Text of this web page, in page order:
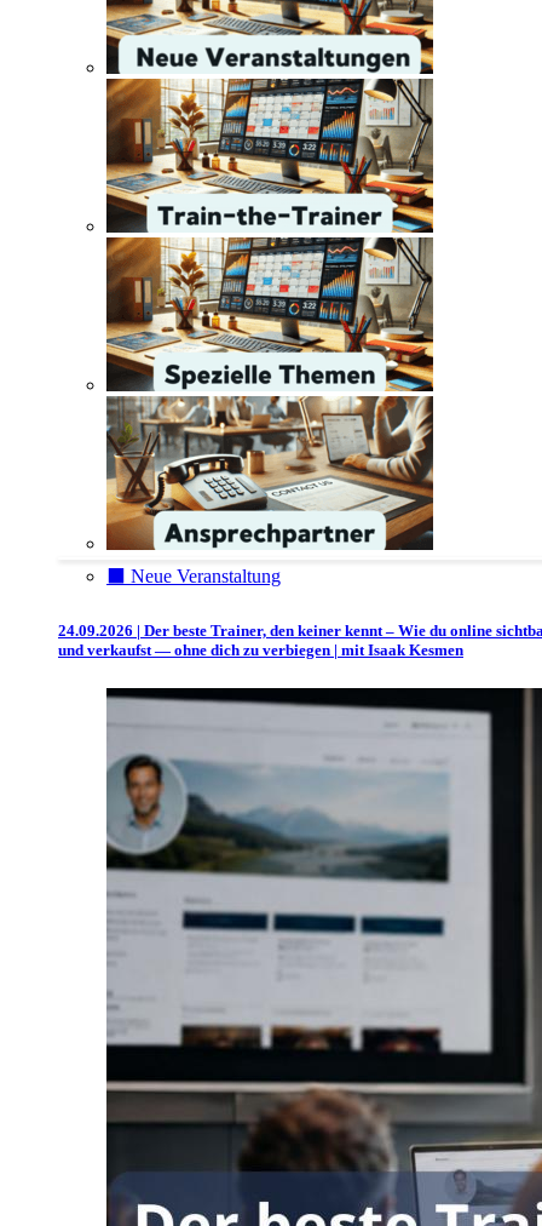
⬛️ Neue Veranstaltung
24.09.2026 | Der beste Trainer, den keiner kennt – Wie du online
und verkaufst — ohne dich zu verbiegen | mit Isaak Kesmen